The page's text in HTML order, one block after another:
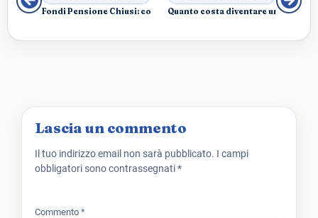
Fondi Pensione Chiusi: come funzionano?Quanto costa diventare un
Lascia un commento
Il tuo indirizzo email non sarà pubblicato. I campi
obbligatori sono contrassegnati*
Commento *